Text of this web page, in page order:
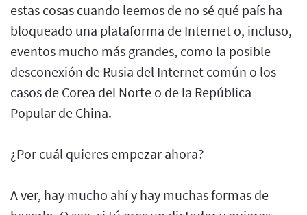
estas cosas cuando leemos de no sé qué país ha
bloqueado una plataforma de Internet o, incluso,
eventos mucho más grandes, como la posible
desconexión de Rusia del Internet común o los
casos de Corea del Norte o de la República
Popular de China.
¿Por cuál quieres empezar ahora?
A ver, hay mucho ahí y hay muchas formas de